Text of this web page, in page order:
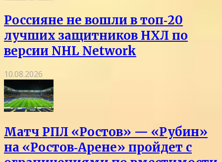
Россияне не вошли в топ‑20
лучших защитников НХЛ по
версии NHL Network
10.08.2026
Матч РПЛ «Ростов» — «Рубин»
на «Ростов‑Арене» пройдет с